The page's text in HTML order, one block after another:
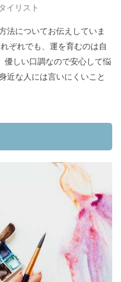
イリスト
法についてお伝えしていま
ぞれでも、運を育むのは自
優しい口調なので安心して悩
近な人には言いにくいこと